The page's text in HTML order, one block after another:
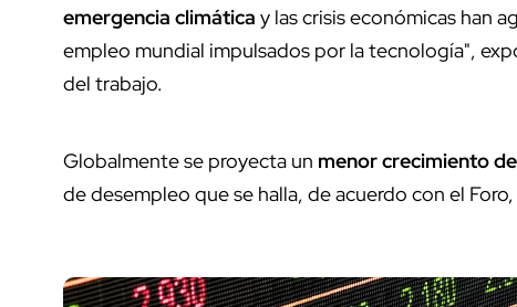
emergencia climática y las crisis económicas han
empleo mundial impulsados por la tecnología",
del trabajo.
Globalmente se proyecta un menor crecimiento
de desempleo que se halla, de acuerdo con el Foro,